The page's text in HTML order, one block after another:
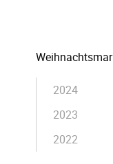
Navigation
2024
2023
2022